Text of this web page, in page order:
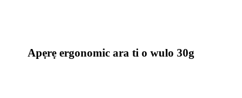
Apẹrẹ ergonomic ara ti o wulo 30g